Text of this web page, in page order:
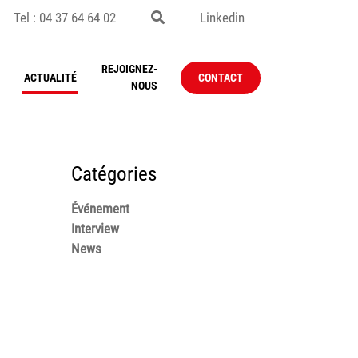
Tel : 04 37 64 64 02 Linkedin
ACTUALITÉ
REJOIGNEZ-
NOUS
CONTACT
Catégories
Événement
Interview
News